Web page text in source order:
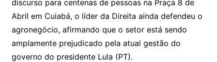
k p
a
s
g
e
c
o
m
M
ai
l
s
discurso para centenas de pessoas na Praça 8 de
Abril em Cuiabá, o líder da Direita ainda defendeu o
agronegócio, afirmando que o setor está sendo
amplamente prejudicado pela atual gestão do
governo do presidente Lula (PT).